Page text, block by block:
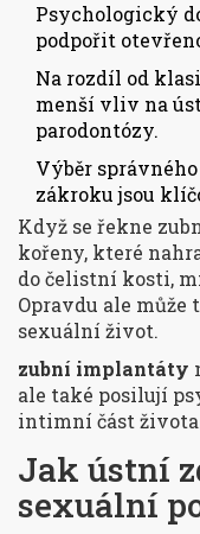
Psychologický
podpořit
Na rozdíl od
menší vliv na
parodontózy.
Výběr
zákroku jsou
Když se řekne
kořeny, které
do čelistní kosti,
Opravdu ale
sexuální život.
zubní implantáty
ale také posilují
intimní část
Jak ústní
sexuální